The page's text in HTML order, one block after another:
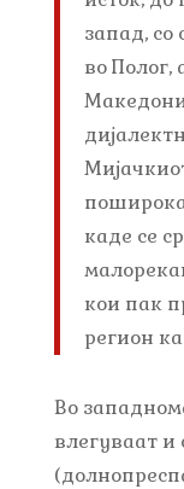
запад, со
во Полог,
каде се
кои пак
регион
Во
влегуваат и